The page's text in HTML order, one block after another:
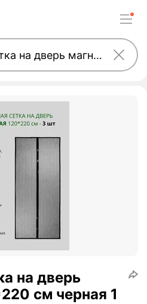
на дверь
см черная 1